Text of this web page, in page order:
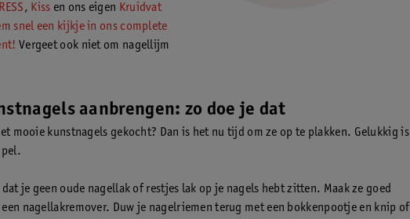
, Kiss en ons eigen Kruidvat
snel een kijkje in ons complete
Vergeet ook niet om nagellijm
aanbrengen: zo doe je dat
mooie kunstnagels gekocht? Dan is het nu tijd om ze op te plakken. Gelukkig is
je geen oude nagellak of restjes lak op je nagels hebt zitten. Maak ze goed
nagellakremover. Duw je nagelriemen terug met een bokkenpootje en knip of